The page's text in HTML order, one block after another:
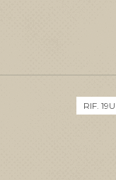
RIF. 19U